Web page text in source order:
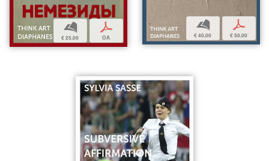
b
€ 25,00
p
OA
b
€ 40,00
p
€ 50,00